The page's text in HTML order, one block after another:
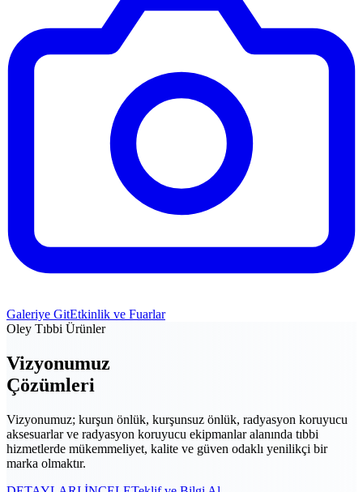
Galeriye GitEtkinlik ve Fuarlar
Oley Tıbbi Ürünler
Vizyonumuz
Çözümleri
Vizyonumuz; kurşun önlük, kurşunsuz önlük, radyasyon koruyucu
aksesuarlar ve radyasyon koruyucu ekipmanlar alanında tıbbi
hizmetlerde mükemmeliyet, kalite ve güven odaklı yenilikçi bir
marka olmaktır.